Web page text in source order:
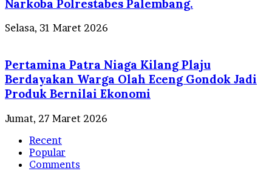
Narkoba Polrestabes Palembang.
Selasa, 31 Maret 2026
Pertamina Patra Niaga Kilang Plaju
Berdayakan Warga Olah Eceng Gondok Jadi
Produk Bernilai Ekonomi
Jumat, 27 Maret 2026
Recent
Popular
Comments